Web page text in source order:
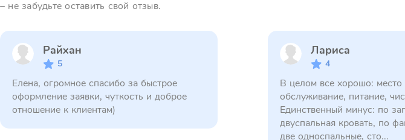
– не забудьте оставить свой отзыв.
Райхан
5
Елена, огромное спасибо за быстрое
оформление заявки, чуткость и доброе
отношение к клиентам)
Лариса
4
В целом все хорошо: место
обслуживание, питание,
Единственный минус: по
двуспальная кровать, по
две односпальные, сто...